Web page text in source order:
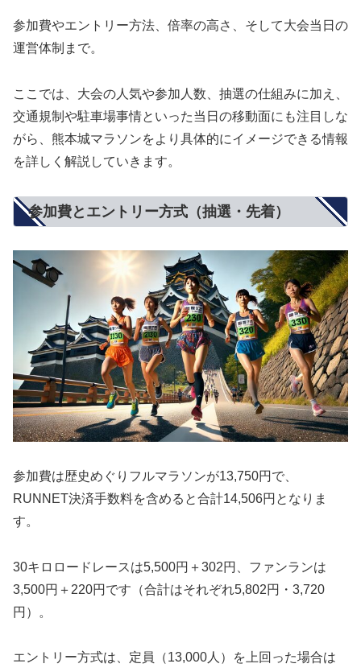
参加費やエントリー方法、倍率の高さ、そして大会当日の
運営体制まで。
ここでは、大会の人気や参加人数、抽選の仕組みに加え、
交通規制や駐車場事情といった当日の移動面にも注目しな
がら、熊本城マラソンをより具体的にイメージできる情報
を詳しく解説していきます。
参加費とエントリー方式（抽選・先着）
参加費は歴史めぐりフルマラソンが13,750円で、
RUNNET決済手数料を含めると合計14,506円となりま
す。
30キロロードレースは5,500円＋302円、ファンランは
3,500円＋220円です（合計はそれぞれ5,802円・3,720
円）。
エントリー方式は、定員（13,000人）を上回った場合は